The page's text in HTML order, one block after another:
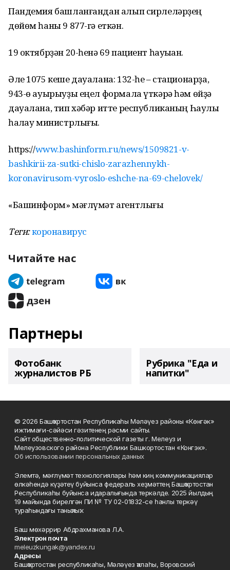
Пандемия башланғандан алып сирлеләрҙең
дөйөм һаны 9 877-гә еткән.
19 октябрҙән 20-һенә 69 пациент һауыҡҡан.
Әле 1075 кеше дауалана: 132-һе – стационарҙа,
943-ө ауырыуҙы еңел формала үткәрә һәм өйҙә
дауалана, тип хәбәр итте республиканың Һаулыҡ
һаҡлау министрлығы.
https://www.bashinform.ru/news/1509821-v-
bashkirii-za-sutki-chislo-zarazhennykh-
koronavirusom-vyroslo-eshche-na-69-chelovek/
«Башинформ» мәғлүмәт агентлығы
Теги:коронавирус
Читайте нас
Партнеры
Фотобанк
журналистов РБ
Рубрика "Еда и
напитки"
© 2026 Башҡортостан Республикаһы Мәләүез районы «Көнгәк»
ижтимағи-сәйәси гәзитенең рәсми сайты.
Сайт общественно-политической газеты г. Мелеуз и
Мелеузовского района Республики Башкортостан «Конгэк».
Об использовании персональных данных
Элемтә, мәғлүмәт технологиялары һәм киң коммуникациялар
өлкәһендә күҙәтеү буйынса федераль хеҙмәттең Башҡортостан
Республикаһы буйынса идаралығында теркәлде. 2025 йылдың
19 майында бирелгән ПИ № ТУ 02-01832-се һанлы теркәү
тураһындағы таныҡлыҡ.
Баш мөхәррир Абдрахманова Л.А.
Электрон почта
meleuzkungak@yandex.ru
Адресы
Башҡортостан республикаһы, Мәләүез ҡалаһы, Воровский